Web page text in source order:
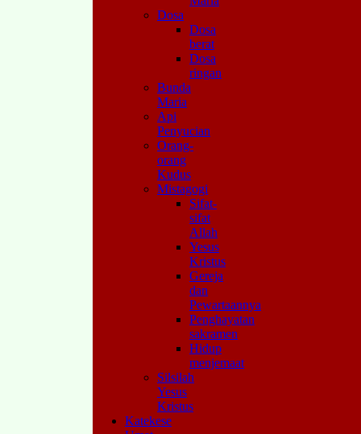
Dosa
Dosa
berat
Dosa
ringan
Bunda
Maria
Api
Penyucian
Orang-
orang
Kudus
Mistagogi
Sifat-
sifat
Allah
Yesus
Kristus
Gereja
dan
Pewartaannya
Penghayatan
sakramen
Hidup
menjemaat
Silsilah
Yesus
Kristus
Katekese